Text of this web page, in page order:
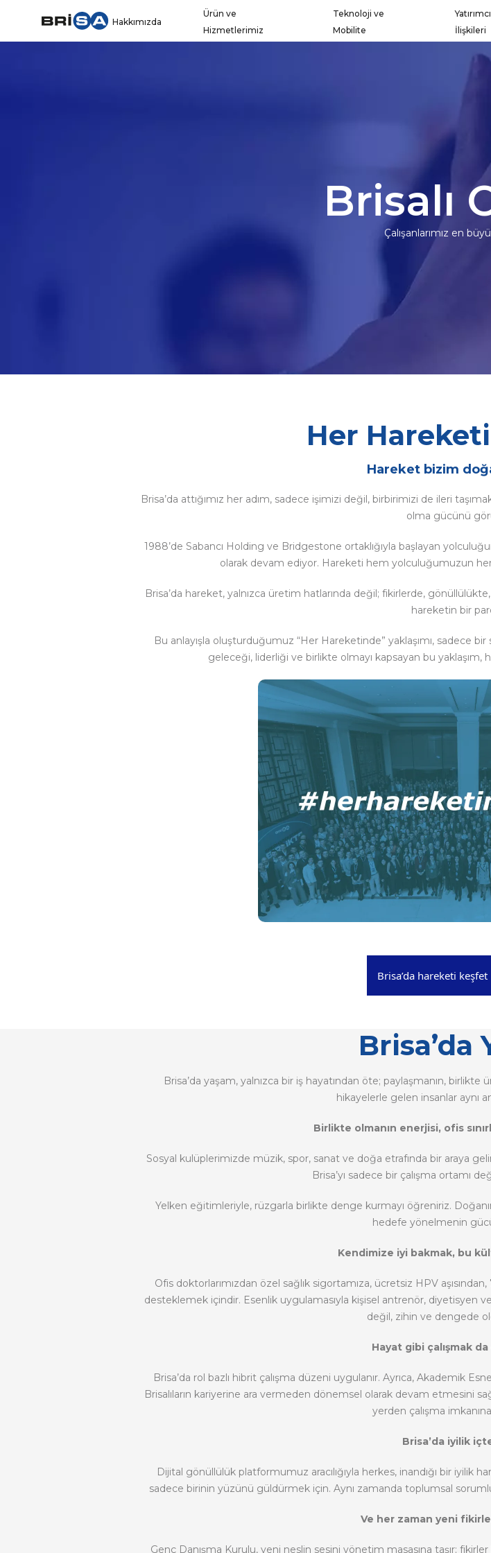
Hakkımızda
Ürün ve
Hizmetlerimiz
Teknoloji ve
Mobilite
Yatırımcı
İlişkileri
Brisalı
Çalışanlarımız en
Her
Hareket bizim
Brisa’da attığımız her adım, sadece işimizi değil, birbirimizi de ileri
olma gücünü
1988’de Sabancı Holding ve Bridgestone ortaklığıyla başlayan
olarak devam ediyor. Hareketi hem yolculuğumuzun
Brisa’da hareket, yalnızca üretim hatlarında değil; fikirlerde,
hareketin bir
Bu anlayışla oluşturduğumuz “Her Hareketinde” yaklaşımı, sadece
geleceği, liderliği ve birlikte olmayı kapsayan bu yaklaşım,
Brisa’da hareketi keşfet
Brisa’da
Brisa’da yaşam, yalnızca bir iş hayatından öte; paylaşmanın,
hikayelerle gelen insanlar aynı
Birlikte olmanın enerjisi, ofis
Sosyal kulüplerimizde müzik, spor, sanat ve doğa etrafında bir araya
Brisa’yı sadece bir çalışma ortamı
Yelken eğitimleriyle, rüzgarla birlikte denge kurmayı öğreniriz.
hedefe yönelmenin
Kendimize iyi bakmak, bu
Ofis doktorlarımızdan özel sağlık sigortamıza, ücretsiz HPV
desteklemek içindir. Esenlik uygulamasıyla kişisel antrenör, diyetisyen
değil, zihin ve dengede
Hayat gibi çalışmak
Brisa’da rol bazlı hibrit çalışma düzeni uygulanır. Ayrıca, Akademik
Brisalıların kariyerine ara vermeden dönemsel olarak devam etmesini
yerden çalışma
Brisa’da iyilik
Dijital gönüllülük platformumuz aracılığıyla herkes, inandığı bir
sadece birinin yüzünü güldürmek için. Aynı zamanda toplumsal
Ve her zaman yeni
Genç Danışma Kurulu, yeni neslin sesini yönetim masasına taşır;